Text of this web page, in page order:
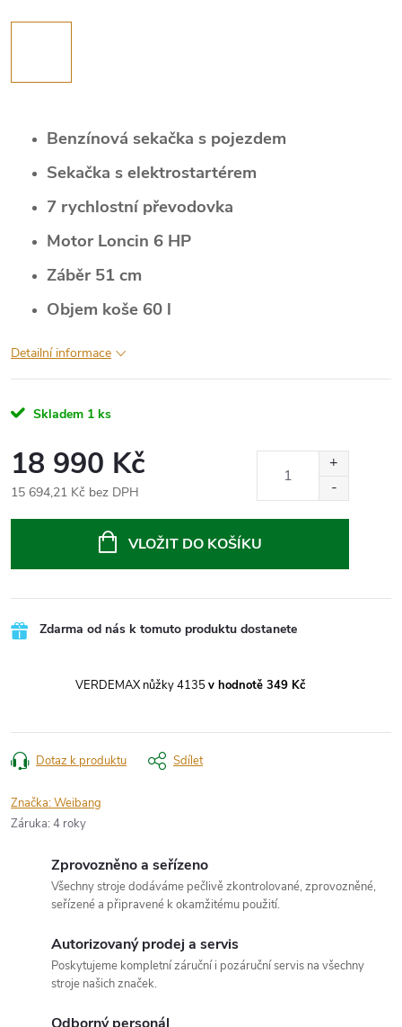
Benzínová sekačka s pojezdem
Sekačka s elektrostartérem
7 rychlostní převodovka
Motor Loncin 6 HP
Záběr 51 cm
Objem koše 60 l
Detailní informace
Skladem 1 ks
18 990 Kč
15 694,21 Kč bez DPH
VLOŽIT DO KOŠÍKU
Zdarma od nás k tomuto produktu dostanete
VERDEMAX nůžky 4135v hodnotě 349 Kč
Dotaz k produktu Sdílet
Značka:Weibang
Záruka: 4 roky
Zprovozněno a seřízeno
Všechny stroje dodáváme pečlivě zkontrolované, zprovozněné,
seřízené a připravené k okamžitému použití.
Autorizovaný prodej a servis
Poskytujeme kompletní záruční i pozáruční servis na všechny
stroje našich značek.